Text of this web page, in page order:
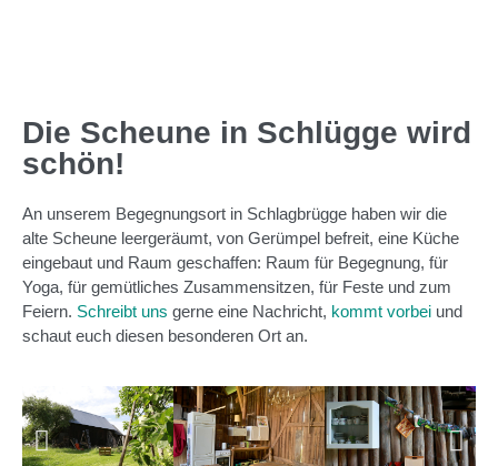
Die Scheune in Schlügge wird
schön!
An unserem Begegnungsort in Schlagbrügge haben wir die
alte Scheune leergeräumt, von Gerümpel befreit, eine Küche
eingebaut und Raum geschaffen: Raum für Begegnung, für
Yoga, für gemütliches Zusammensitzen, für Feste und zum
Feiern. Schreibt uns gerne eine Nachricht, kommt vorbei und
schaut euch diesen besonderen Ort an.